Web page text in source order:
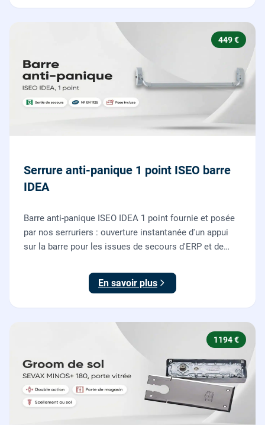
449 €
Serrure anti-panique 1 point ISEO barre
IDEA
Barre anti-panique ISEO IDEA 1 point fournie et posée
par nos serruriers : ouverture instantanée d'un appui
sur la barre pour les issues de secours d'ERP et de
En savoir plus
1194 €